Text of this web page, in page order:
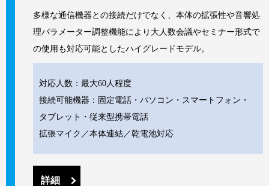
多様な通信機器との接続だけでなく、本体の拡張性や音響処
理パラメーター調整機能により大人数会議やセミナー形式で
の使用も対応可能としたハイグレードモデル。
対応人数：最大60人程度
接続可能機器：固定電話・パソコン・スマートフォン・
タブレット・従来型携帯電話
拡張マイク／本体連結／乾電池対応
詳細